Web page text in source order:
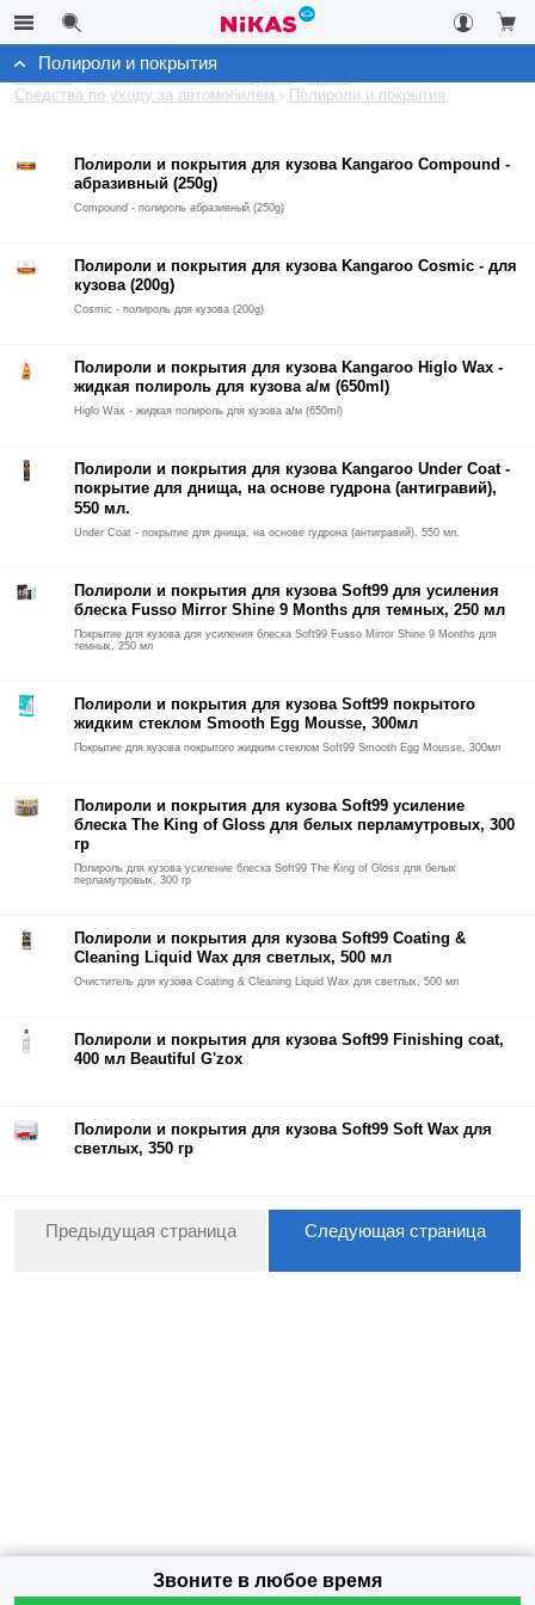
Автомобильные аксессуары
Средства по уходу за автомобилем
Полироли и покрытия
Полироли и покрытия
Полироли и покрытия для кузова Kangaroo Compound -
абразивный (250g)
Compound - полироль абразивный (250g)
Полироли и покрытия для кузова Kangaroo Cosmic - для
кузова (200g)
Cosmic - полироль для кузова (200g)
Полироли и покрытия для кузова Kangaroo Higlo Wax -
жидкая полироль для кузова а/м (650ml)
Higlo Wax - жидкая полироль для кузова а/м (650ml)
Полироли и покрытия для кузова Kangaroo Under Coat -
покрытие для днища, на основе гудрона (антигравий),
550 мл.
Under Coat - покрытие для днища, на основе гудрона (антигравий), 550 мл.
Полироли и покрытия для кузова Soft99 для усиления
блеска Fusso Mirror Shine 9 Months для темных, 250 мл
Покрытие для кузова для усиления блеска Soft99 Fusso Mirror Shine 9 Months для
темных, 250 мл
Полироли и покрытия для кузова Soft99 покрытого
жидким стеклом Smooth Egg Mousse, 300мл
Покрытие для кузова покрытого жидким стеклом Soft99 Smooth Egg Mousse, 300мл
Полироли и покрытия для кузова Soft99 усиление
блеска The King of Gloss для белых перламутровых, 300
гр
Полироль для кузова усиление блеска Soft99 The King of Gloss для белых
перламутровых, 300 гр
Полироли и покрытия для кузова Soft99 Coating &
Cleaning Liquid Wax для светлых, 500 мл
Очиститель для кузова Coating & Cleaning Liquid Wax для светлых, 500 мл
Полироли и покрытия для кузова Soft99 Finishing coat,
400 мл Beautiful G'zox
Полироли и покрытия для кузова Soft99 Soft Wax для
светлых, 350 гр
Предыдущая страница Следующая страница